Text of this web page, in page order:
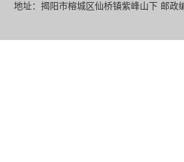
地址：揭阳市榕城区仙桥镇紫峰山下 邮政